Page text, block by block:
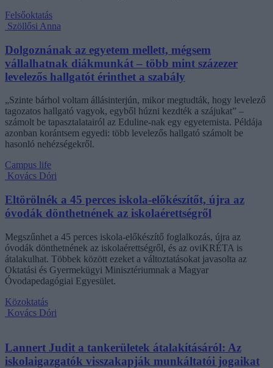
Felsőoktatás
Szöllősi Anna
Dolgoznának az egyetem mellett, mégsem
vállalhatnak diákmunkát – több mint százezer
levelezős hallgatót érinthet a szabály
„Szinte bárhol voltam állásinterjún, mikor megtudták, hogy levelező
tagozatos hallgató vagyok, egyből húzni kezdték a szájukat” –
számolt be tapasztalatairól az Eduline-nak egy egyetemista. Példája
azonban korántsem egyedi: több levelezős hallgató számolt be
hasonló nehézségekről.
Campus life
Kovács Dóri
Eltörölnék a 45 perces iskola-előkészítőt, újra az
óvodák dönthetnének az iskolaérettségről
Megszűnhet a 45 perces iskola-előkészítő foglalkozás, újra az
óvodák dönthetnének az iskolaérettségről, és az oviKRÉTA is
átalakulhat. Többek között ezeket a változtatásokat javasolta az
Oktatási és Gyermekügyi Minisztériumnak a Magyar
Óvodapedagógiai Egyesület.
Közoktatás
Kovács Dóri
Lannert Judit a tankerületek átalakításáról: Az
iskolaigazgatók visszakapják munkáltatói jogaikat